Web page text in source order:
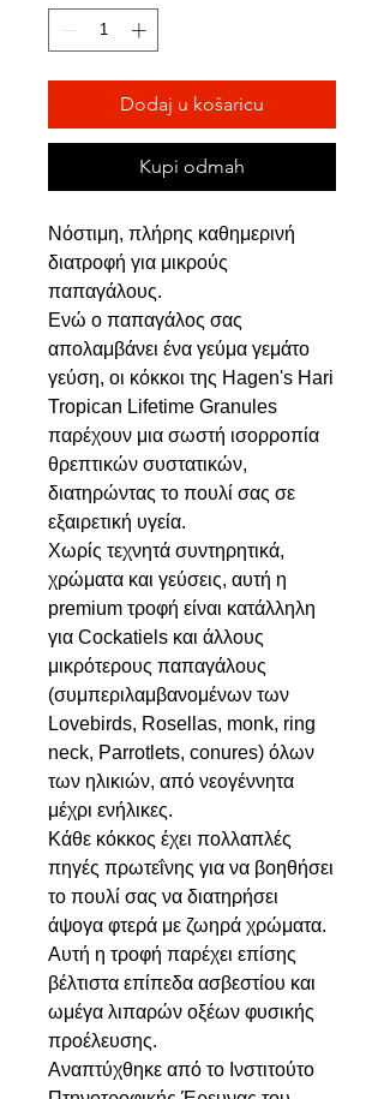
Dodaj u košaricu
Kupi odmah
Νόστιμη, πλήρης καθημερινή
διατροφή για μικρούς
παπαγάλους.
Ενώ ο παπαγάλος σας
απολαμβάνει ένα γεύμα γεμάτο
γεύση, οι κόκκοι της Hagen's Hari
Tropican Lifetime Granules
παρέχουν μια σωστή ισορροπία
θρεπτικών συστατικών,
διατηρώντας το πουλί σας σε
εξαιρετική υγεία.
Χωρίς τεχνητά συντηρητικά,
χρώματα και γεύσεις, αυτή η
premium τροφή είναι κατάλληλη
για Cockatiels και άλλους
μικρότερους παπαγάλους
(συμπεριλαμβανομένων των
Lovebirds, Rosellas, monk, ring
neck, Parrotlets, conures) όλων
των ηλικιών, από νεογέννητα
μέχρι ενήλικες.
Κάθε κόκκος έχει πολλαπλές
πηγές πρωτεΐνης για να βοηθήσει
το πουλί σας να διατηρήσει
άψογα φτερά με ζωηρά χρώματα.
Αυτή η τροφή παρέχει επίσης
βέλτιστα επίπεδα ασβεστίου και
ωμέγα λιπαρών οξέων φυσικής
προέλευσης.
Αναπτύχθηκε από το Ινστιτούτο